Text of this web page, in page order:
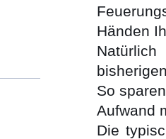
Händen
So
Aufwand
Die